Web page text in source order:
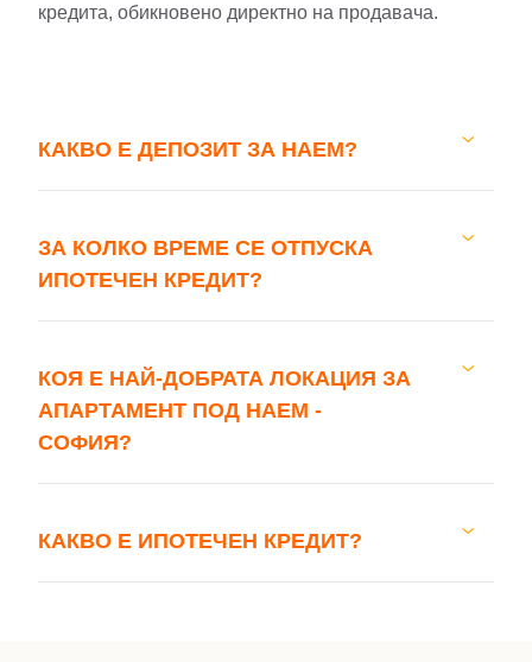
кредита, обикновено директно на продавача.
КАКВО Е ДЕПОЗИТ ЗА НАЕМ?
ЗА КОЛКО ВРЕМЕ СЕ ОТПУСКА
ИПОТЕЧЕН КРЕДИТ?
КОЯ Е НАЙ-ДОБРАТА ЛОКАЦИЯ ЗА
АПАРТАМЕНТ ПОД НАЕМ -
СОФИЯ?
КАКВО Е ИПОТЕЧЕН КРЕДИТ?